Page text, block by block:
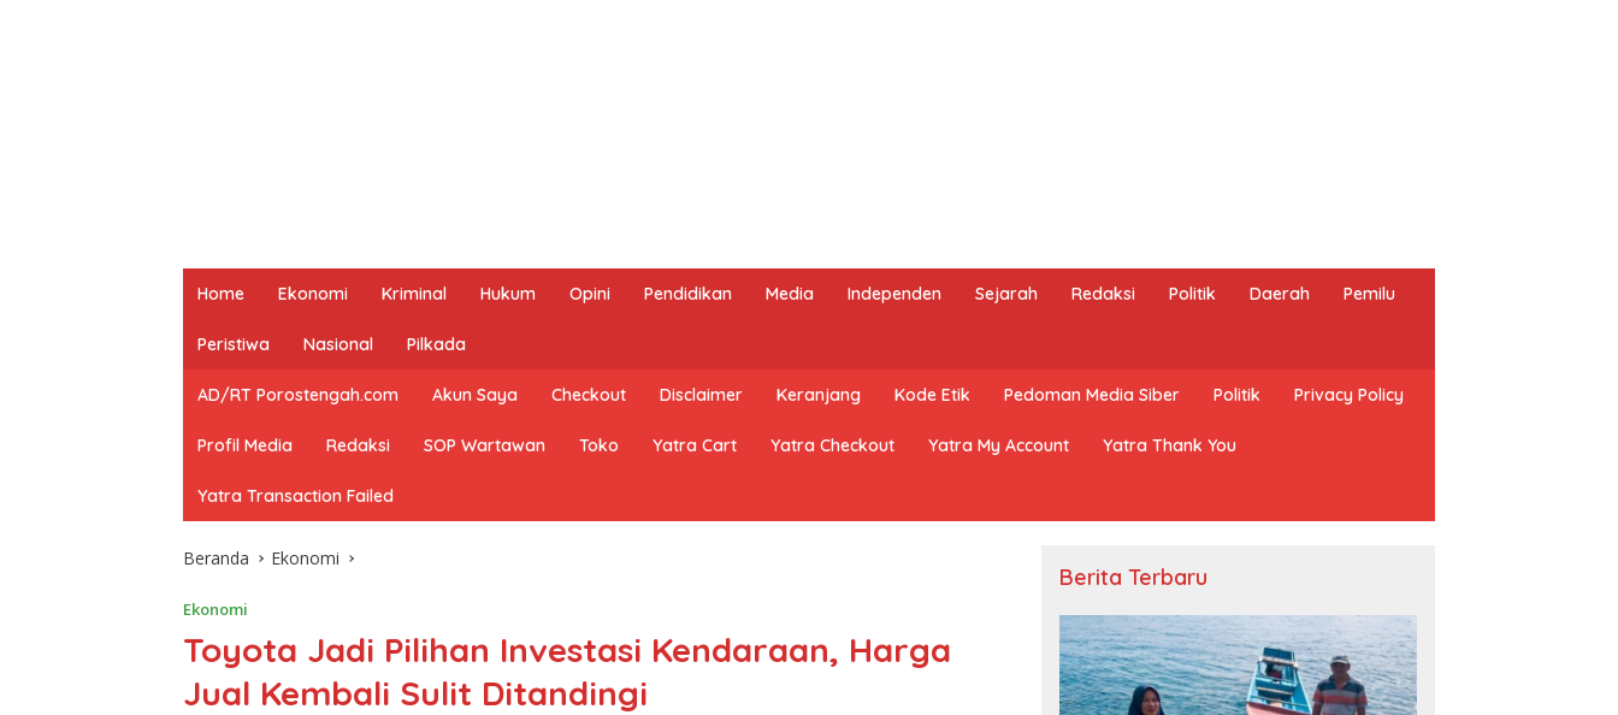
Home Ekonomi Kriminal Hukum Opini Pendidikan Media Independen Sejarah Redaksi Politik Daerah Pemilu
Peristiwa Nasional Pilkada
AD/RT Porostengah.com Akun Saya Checkout Disclaimer Keranjang Kode Etik Pedoman Media Siber Politik Privacy Policy
Profil Media Redaksi SOP Wartawan Toko Yatra Cart Yatra Checkout Yatra My Account Yatra Thank You
Yatra Transaction Failed
Beranda Ekonomi
Ekonomi
Toyota Jadi Pilihan Investasi Kendaraan, Harga
Jual Kembali Sulit Ditandingi
Berita Terbaru